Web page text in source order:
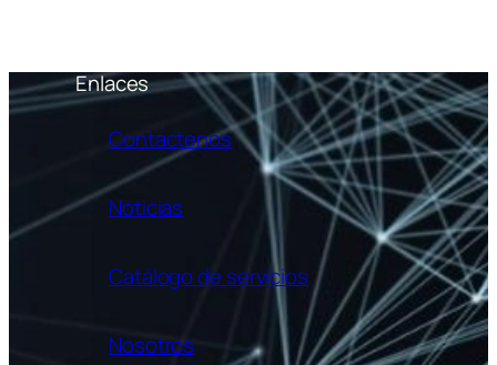
Enlaces
Contáctenos
Noticias
Catálogo de servicios
Nosotros